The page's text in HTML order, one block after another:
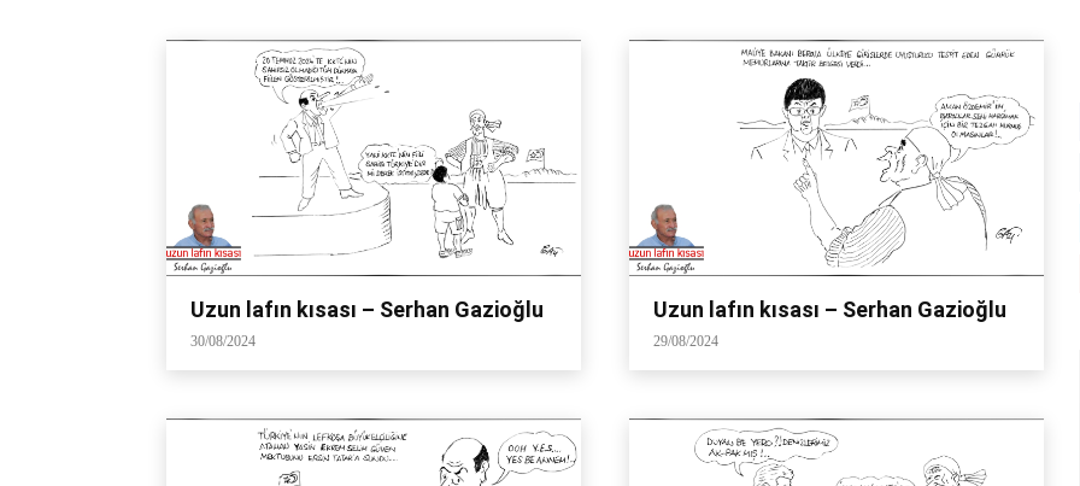
Uzun lafın kısası – Serhan Gazioğlu
30/08/2024
Uzun lafın kısası – Serhan Gazioğlu
29/08/2024